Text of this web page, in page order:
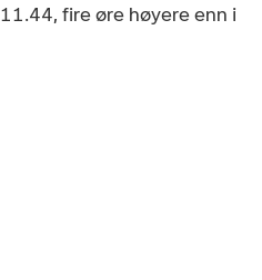
fire øre høyere enn i